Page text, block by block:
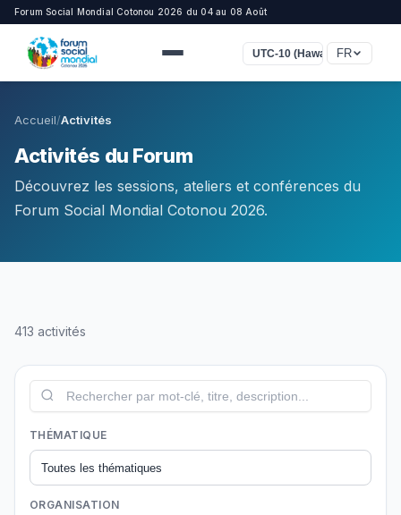
Forum Social Mondial Cotonou 2026 du 04 au 08 Août
UTC-10 (Hawaï) FR
Accueil/Activités
Activités du Forum
Découvrez les sessions, ateliers et conférences du
Forum Social Mondial Cotonou 2026.
413 activités
THÉMATIQUE
ORGANISATION